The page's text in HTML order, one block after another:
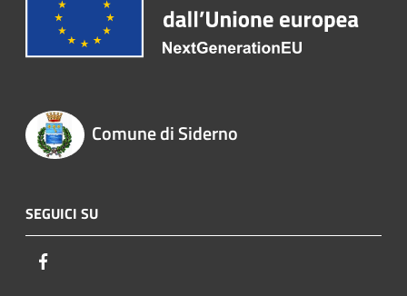
Comune di Siderno
SEGUICI SU